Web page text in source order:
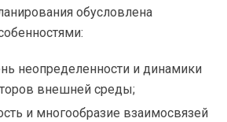
обусловлена
неопределенности и динамики
внешней среды;
и многообразие взаимосвязей